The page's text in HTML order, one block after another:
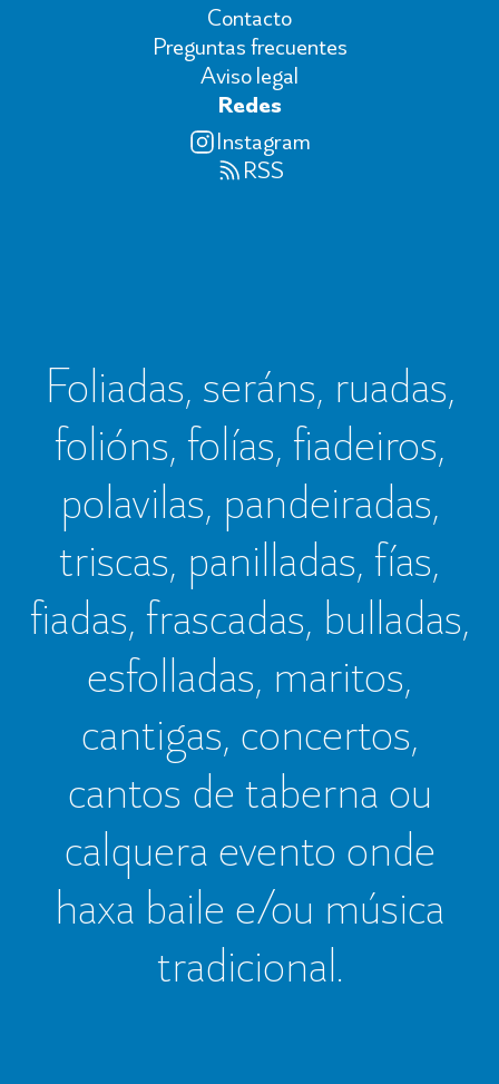
Contacto
Preguntas frecuentes
Aviso legal
Redes
Instagram
RSS
Foliadas, seráns, ruadas,
folións, folías, fiadeiros,
polavilas, pandeiradas,
triscas, panilladas, fías,
fiadas, frascadas, bulladas,
esfolladas, maritos,
cantigas, concertos,
cantos de taberna ou
calquera evento onde
haxa baile e/ou música
tradicional.